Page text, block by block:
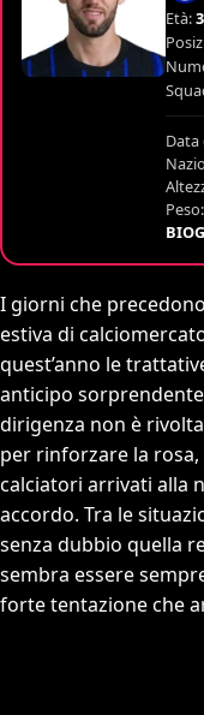
Età:
Data
Peso:
I giorni che
estiva di
quest’anno le
anticipo
dirigenza non è
per rinforzare la
calciatori arrivati alla
accordo. Tra le
senza dubbio quella
sembra essere
forte tentazione che